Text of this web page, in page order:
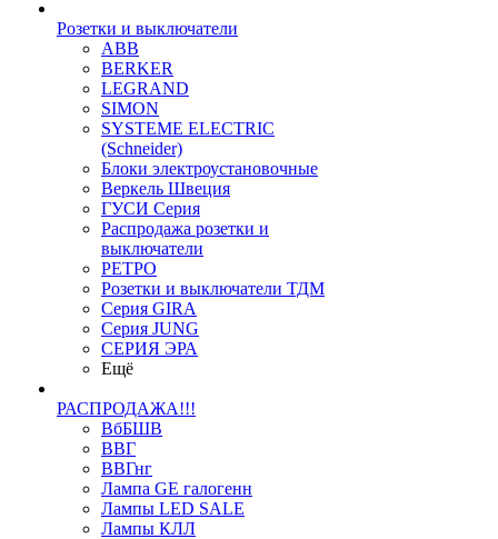
Розетки и выключатели
ABB
BERKER
LEGRAND
SIMON
SYSTEME ELECTRIC
(Schneider)
Блоки электроустановочные
Веркель Швеция
ГУСИ Серия
Распродажа розетки и
выключатели
РЕТРО
Розетки и выключатели ТДМ
Серия GIRA
Серия JUNG
СЕРИЯ ЭРА
Ещё
РАСПРОДАЖА!!!
ВбБШВ
ВВГ
ВВГнг
Лампа GE галогенн
Лампы LED SALE
Лампы КЛЛ